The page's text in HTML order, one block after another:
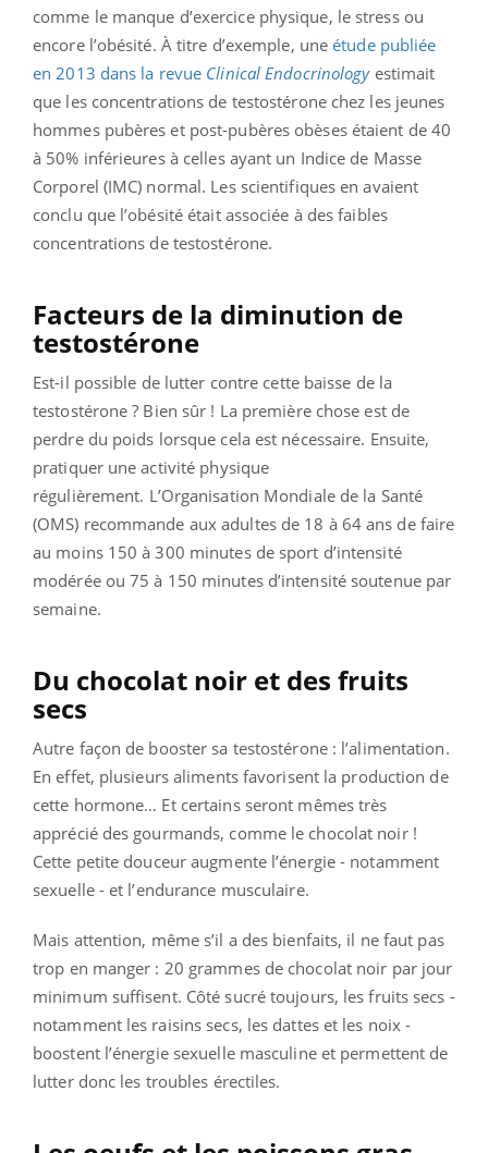
comme le manque d’exercice physique, le stress ou
encore l’obésité. À titre d’exemple, uneétude publiée
en 2013 dans la revue Clinical Endocrinology estimait
que les concentrations de testostérone chez les jeunes
hommes pubères et post-pubères obèses étaient de 40
à 50% inférieures à celles ayant un Indice de Masse
Corporel (IMC) normal. Les scientifiques en avaient
conclu que l’obésité était associée à des faibles
concentrations de testostérone.
Facteurs de la diminution de
testostérone
Est-il possible de lutter contre cette baisse de la
testostérone ? Bien sûr ! La première chose est de
perdre du poids lorsque cela est nécessaire. Ensuite,
pratiquer une activité physique
régulièrement. L’Organisation Mondiale de la Santé
(OMS) recommande aux adultes de 18 à 64 ans de faire
au moins 150 à 300 minutes de sport d’intensité
modérée ou 75 à 150 minutes d’intensité soutenue par
semaine.
Du chocolat noir et des fruits
secs
Autre façon de booster sa testostérone : l’alimentation.
En effet, plusieurs aliments favorisent la production de
cette hormone… Et certains seront mêmes très
apprécié des gourmands, comme le chocolat noir !
Cette petite douceur augmente l’énergie - notamment
sexuelle - et l’endurance musculaire.
Mais attention, même s’il a des bienfaits, il ne faut pas
trop en manger : 20 grammes de chocolat noir par jour
minimum suffisent. Côté sucré toujours, les fruits secs -
notamment les raisins secs, les dattes et les noix -
boostent l’énergie sexuelle masculine et permettent de
lutter donc les troubles érectiles.